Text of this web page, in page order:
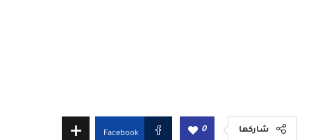
شاركها 0
Facebook